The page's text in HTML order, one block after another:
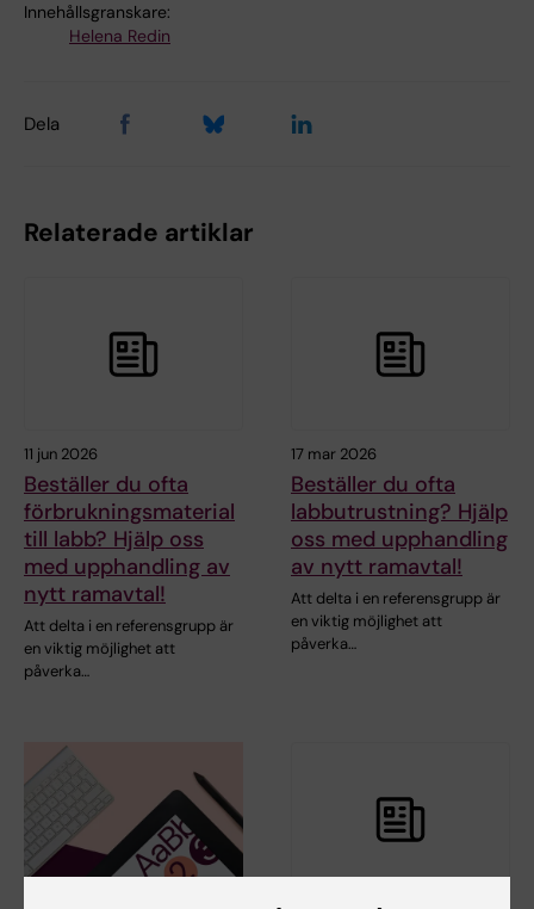
Innehållsgranskare:
Helena Redin
Dela
Relaterade artiklar
11 jun 2026
Beställer du ofta
förbrukningsmaterial
till labb? Hjälp oss
med upphandling av
nytt ramavtal!
Att delta i en referensgrupp är
en viktig möjlighet att
påverka…
17 mar 2026
Beställer du ofta
labbutrustning? Hjälp
oss med upphandling
av nytt ramavtal!
Att delta i en referensgrupp är
en viktig möjlighet att
påverka…